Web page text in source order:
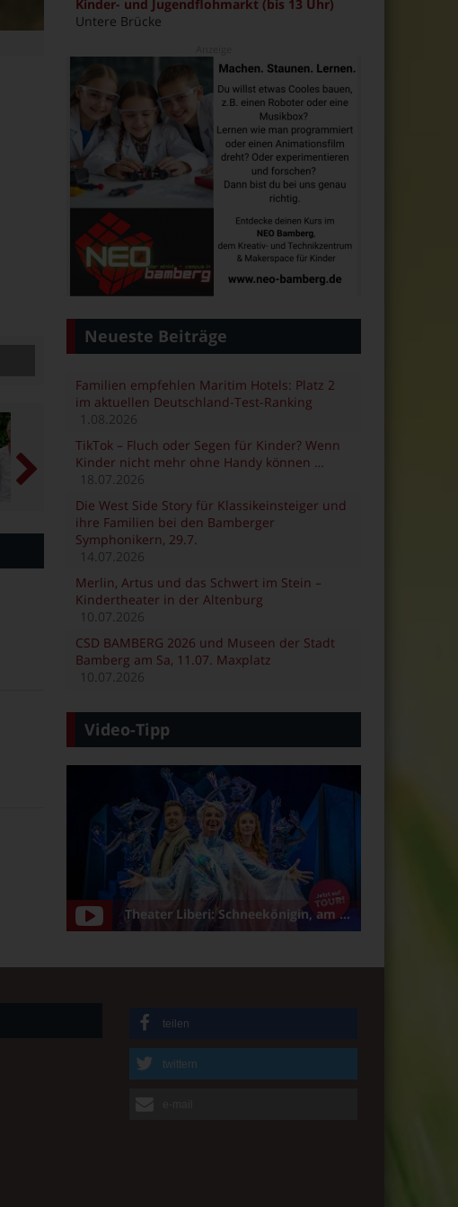
Kinder- und Jugendflohmarkt (bis 13 Uhr)
Untere Brücke
Neueste Beiträge
Familien empfehlen Maritim Hotels: Platz 2
im aktuellen Deutschland-Test-Ranking
1.08.2026
TikTok – Fluch oder Segen für Kinder? Wenn
Kinder nicht mehr ohne Handy können …
18.07.2026
Die West Side Story für Klassikeinsteiger und
ihre Familien bei den Bamberger
Symphonikern, 29.7.
14.07.2026
Merlin, Artus und das Schwert im Stein –
Kindertheater in der Altenburg
10.07.2026
CSD BAMBERG 2026 und Museen der Stadt
Bamberg am Sa, 11.07. Maxplatz
10.07.2026
Video-Tipp
Theater Liberi: Schneekönigin, am 5.1.2025 in Bamberg/Konzerthalle
teilen
twittern